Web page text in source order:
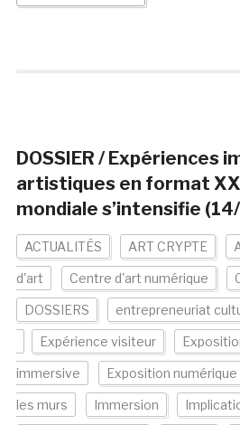
DOSSIER / Expériences
artistiques en format
mondiale s’intensifie
ACTUALITÉS ART CRYPTE
d'art Centre d'art numérique
DOSSIERS entrepreneuriat
Expérience visiteur
immersive Exposition numérique
les murs Immersion